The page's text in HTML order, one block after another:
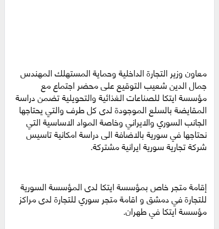
معاون وزير التجارة الداخلية وحماية المستهلك المهندس
جمال الدين شعيب التوقيع على محضر اجتماع مع
مؤسسة ايتكا للصناعات الغذائية والتحويلية تضمن دراسة
المقايضة بالسلع الموجودة لدى كل طرف والتي يحتاجها
الجانب السوري والايراني وخاصة المواد الاساسية التي
نحتاجها في سورية بالاضافة الى دراسة امكانية تاسيس
شركة تجارية سورية ايرانية مشتركة.
إقامة متجر خاص بمؤسسة ايتكا لدى المؤسسة السورية
للتجارة في دمشق و اقامة متجر سوري للتجارة لدى مراكز
مؤسسة ايتكا في طهران.